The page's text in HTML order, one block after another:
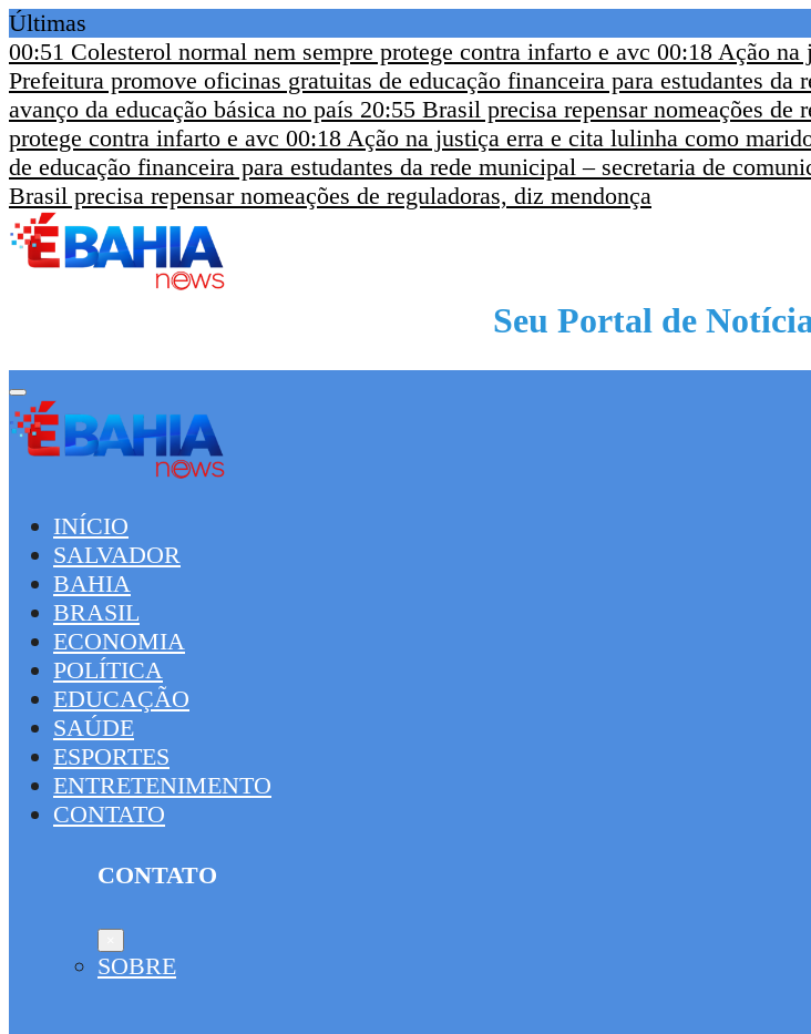
Últimas
00:51 Colesterol normal nem sempre protege contra infarto e avc 00:18 Ação na
Prefeitura promove oficinas gratuitas de educação financeira para estudantes da
avanço da educação básica no país 20:55 Brasil precisa repensar nomeações de
protege contra infarto e avc 00:18 Ação na justiça erra e cita lulinha como
de educação financeira para estudantes da rede municipal – secretaria de
Brasil precisa repensar nomeações de reguladoras, diz mendonça
Seu Portal de
INÍCIO
SALVADOR
BAHIA
BRASIL
ECONOMIA
POLÍTICA
EDUCAÇÃO
SAÚDE
ESPORTES
ENTRETENIMENTO
CONTATO
CONTATO
SOBRE